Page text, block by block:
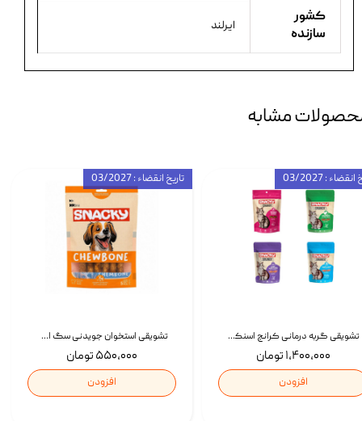
کشور
سازنده
ایرلند
مشابه
تشویقی استخوان جویدنی سگ اسنکی کرانچی با طعم مرغ Snacky Crunchy Munchy وزن 100 گرم
۵۵۰,۰۰۰ تومان
افزودن
تاریخ انقضاء : 03/2027
تشویقی گربه درمانی کرانچ اسنکی با طعم میکس Snacky Crunch Cat Treats وزن 60 گرم بسته 4 عددی
۱,۴۰۰,۰۰۰ تومان
افزودن
: 03/2027